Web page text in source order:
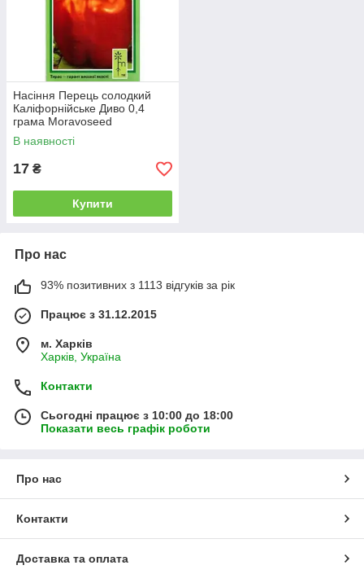
Насіння Перець солодкий
Каліфорнійське Диво 0,4
грама Moravoseed
В наявності
17 ₴
Купити
Про нас
93% позитивних з 1113 відгуків за рік
Працює з 31.12.2015
м. Харків
Харків, Україна
Контакти
Сьогодні працює з 10:00 до 18:00
Показати весь графік роботи
Про нас
Контакти
Доставка та оплата